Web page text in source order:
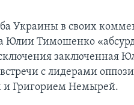
Украины в своих
Юлии Тимошенко
заключенная
с лидерами
Григорием Немырей.